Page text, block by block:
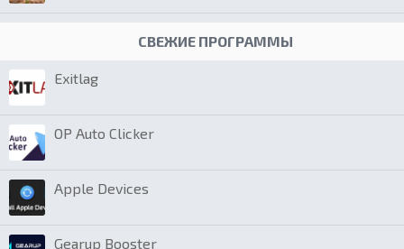
СВЕЖИЕ ПРОГРАММЫ
Exitlag
OP Auto Clicker
Apple Devices
Gearup Booster